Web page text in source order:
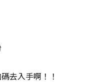
去入手啊！！